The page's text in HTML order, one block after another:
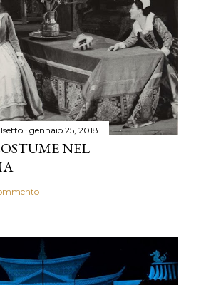
gennaio 25, 2018
NEL